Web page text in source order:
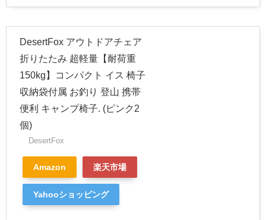
DesertFox アウトドアチェア
折りたたみ 超軽量【耐荷重
150kg】コンパクト イス 椅子
収納袋付属 お釣り 登山 携帯
便利 キャンプ椅子. (ピンク2
個)
DesertFox
Amazon 楽天市場
Yahooショッピング